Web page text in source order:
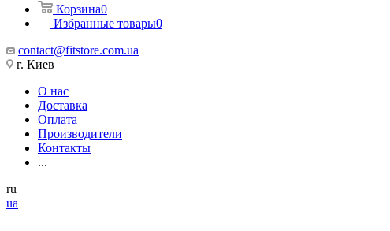
Корзина0
Избранные товары0
contact@fitstore.com.ua
г. Киев
О нас
Доставка
Оплата
Производители
Контакты
...
ru
ua